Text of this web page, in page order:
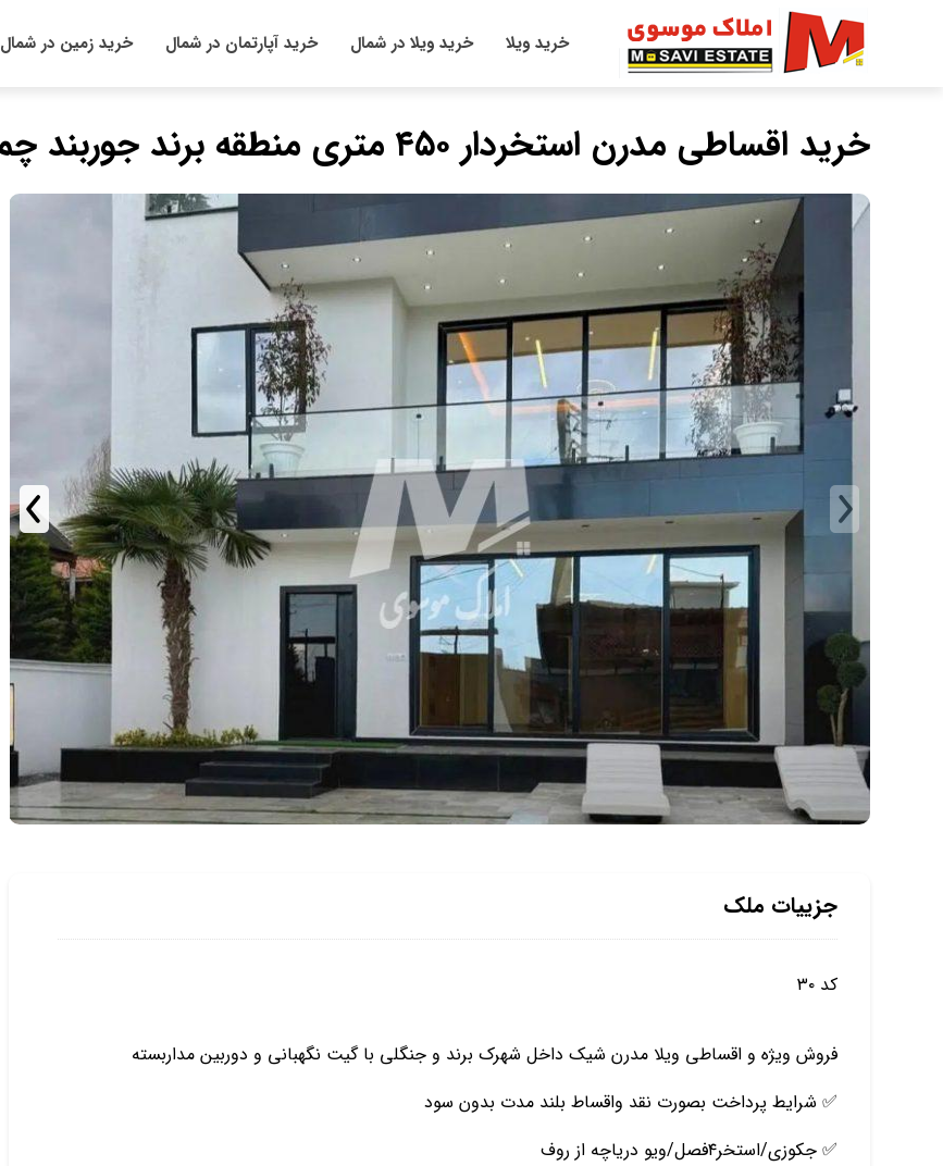
خرید ویلا خرید ویلا در شمال خرید آپارتمان در شمال خرید زمین در شمال
خرید اقساطی مدرن استخردار ۴۵۰ متری منطقه برند جوربند چمستان
جزییات ملک
کد ۳۰
فروش ویژه و اقساطی ویلا مدرن شیک داخل شهرک برند و جنگلی با گیت نگهبانی و دوربین مداربسته
✅ شرایط پرداخت بصورت نقد واقساط بلند مدت بدون سود
✅ جکوزی/استخر۴فصل/ویو دریاچه از روف